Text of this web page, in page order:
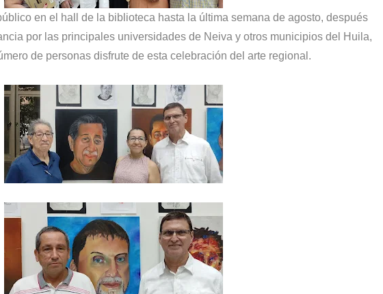
en el hall de la biblioteca hasta la última semana de agosto, después
por las principales universidades de Neiva y otros municipios del Huila,
de personas disfrute de esta celebración del arte regional.